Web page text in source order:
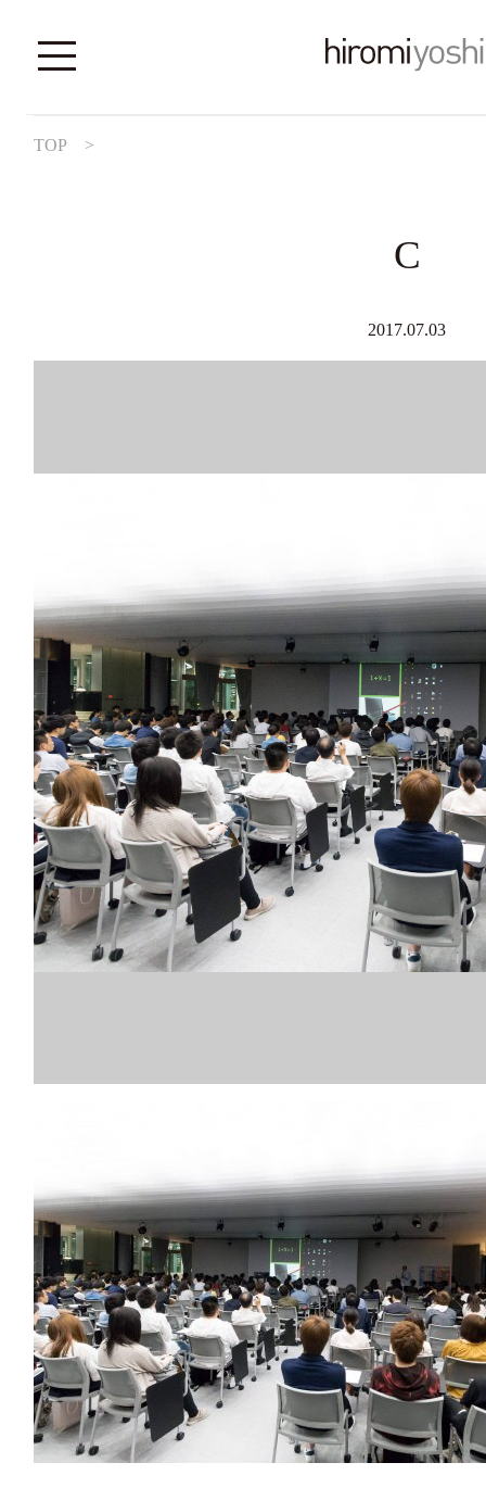
TOP >
C
2017.07.03